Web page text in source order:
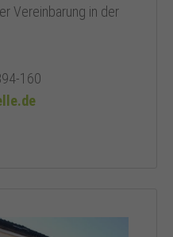
Vereinbarung in der
160